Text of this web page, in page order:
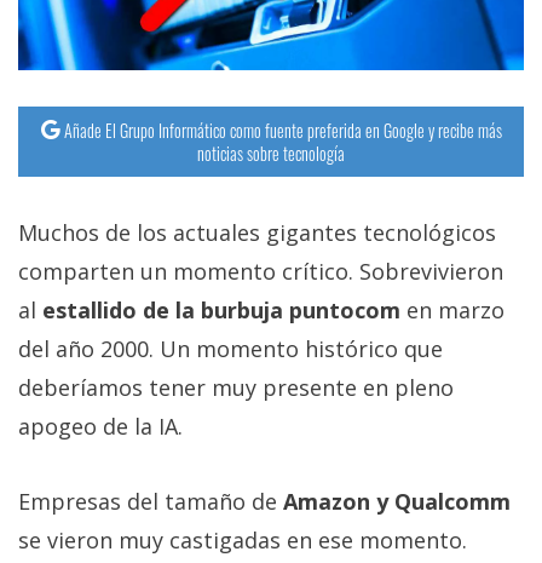
Añade El Grupo Informático como fuente preferida en Google y recibe más
noticias sobre tecnología
Muchos de los actuales gigantes tecnológicos
comparten un momento crítico. Sobrevivieron
al estallido de la burbuja puntocom en marzo
del año 2000. Un momento histórico que
deberíamos tener muy presente en pleno
apogeo de la IA.
Empresas del tamaño de Amazon y Qualcomm
se vieron muy castigadas en ese momento.